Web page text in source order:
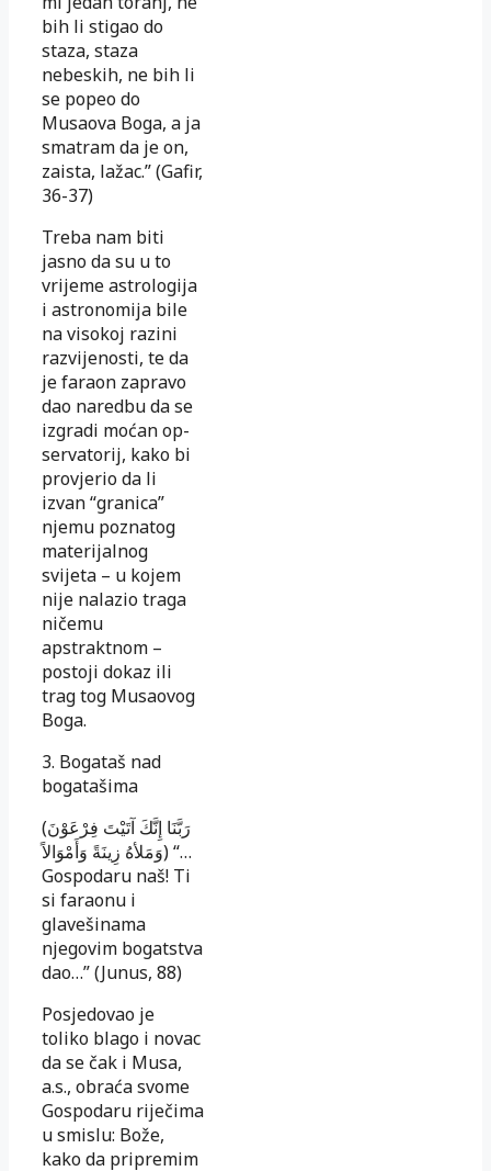
bih li stigao do
staza, staza
nebeskih, ne bih li
se po­peo do
Musaova Boga, a ja
smatram da je on,
zaista, la­žac.” (Gafir,
36-37)
Treba nam biti
jasno da su u to
vrijeme astrologija
i as­tronomija bile
na visokoj razini
razvijenosti, te da
je fa­­raon zapravo
dao naredbu da se
izgradi moćan op­
ser­va­­torij, kako bi
provjerio da li
izvan “granica”
njemu poz­natog
materijalnog
svijeta – u kojem
nije nalazio traga
ni­čemu
apstraktnom –
postoji dokaz ili
trag tog Musao­vog
Boga.
3. Bogataš nad
bogatašima
(رَبَّنَا إِنَّكَ آتَيْتَ فِرْعَوْنَ
وَمَلأهُ زِينَةً وَأَمْوَالاً) “…
Gospodaru naš! Ti
si faraonu i
glavešinama
njegovim bogatstva
dao…” (Ju­nus, 88)
Posjedovao je
toliko blago i novac
da se čak i Musa,
a.s., obraća svome
Gospodaru riječima
u smislu: Bože,
kako da pripremim